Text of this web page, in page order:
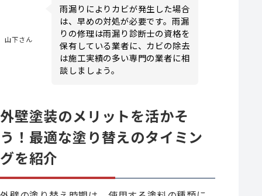
山下さん
雨漏りによりカビが発生した場合
は、早めの対処が必要です。雨漏
りの修理は雨漏り診断士の資格を
保有している業者に、カビの除去
は施工実績の多い専門の業者に相
談しましょう。
外壁塗装のメリットを活かそ
う！最適な塗り替えのタイミン
グを紹介